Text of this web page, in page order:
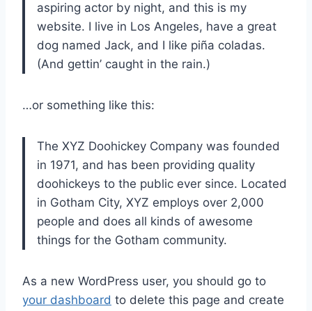
aspiring actor by night, and this is my
website. I live in Los Angeles, have a great
dog named Jack, and I like piña coladas.
(And gettin’ caught in the rain.)
…or something like this:
The XYZ Doohickey Company was founded
in 1971, and has been providing quality
doohickeys to the public ever since. Located
in Gotham City, XYZ employs over 2,000
people and does all kinds of awesome
things for the Gotham community.
As a new WordPress user, you should go to
your dashboard to delete this page and create